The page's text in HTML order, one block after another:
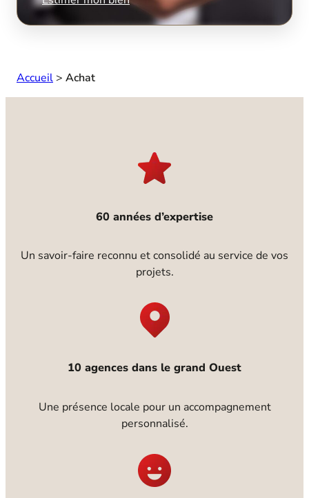
Accueil > Achat
60 années d’expertise
Un savoir-faire reconnu et consolidé au service de vos
projets.
10 agences dans le grand Ouest
Une présence locale pour un accompagnement
personnalisé.